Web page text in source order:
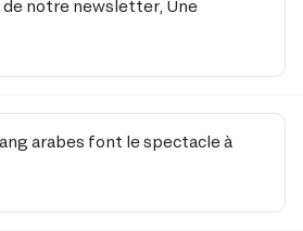
notre newsletter, Une
arabes font le spectacle à